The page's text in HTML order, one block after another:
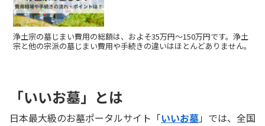
浄土宗の墓じまい費用の総額は、およそ35万円～150万円です。浄土
宗と他の宗派の墓じまい費用や手続きの違いはほとんどありません。
「いいお墓」とは
日本最大級のお墓ポータルサイト「いいお墓」では、全国